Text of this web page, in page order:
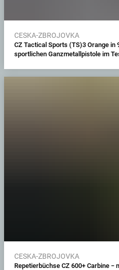
CESKA-ZBROJOVKA
CZ Tactical Sports (TS)3 Orange in
sportlichen Ganzmetallpistole im
CESKA-ZBROJOVKA
Repetierbüchse CZ 600+ Carbine −